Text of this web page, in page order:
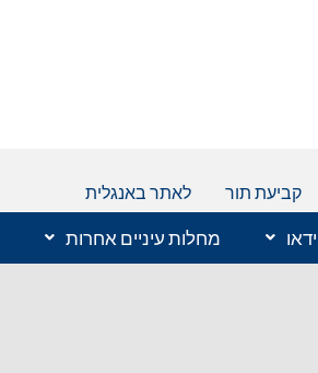
קביעת תור לאתר באנגלית
מחלות עיניים אחרות